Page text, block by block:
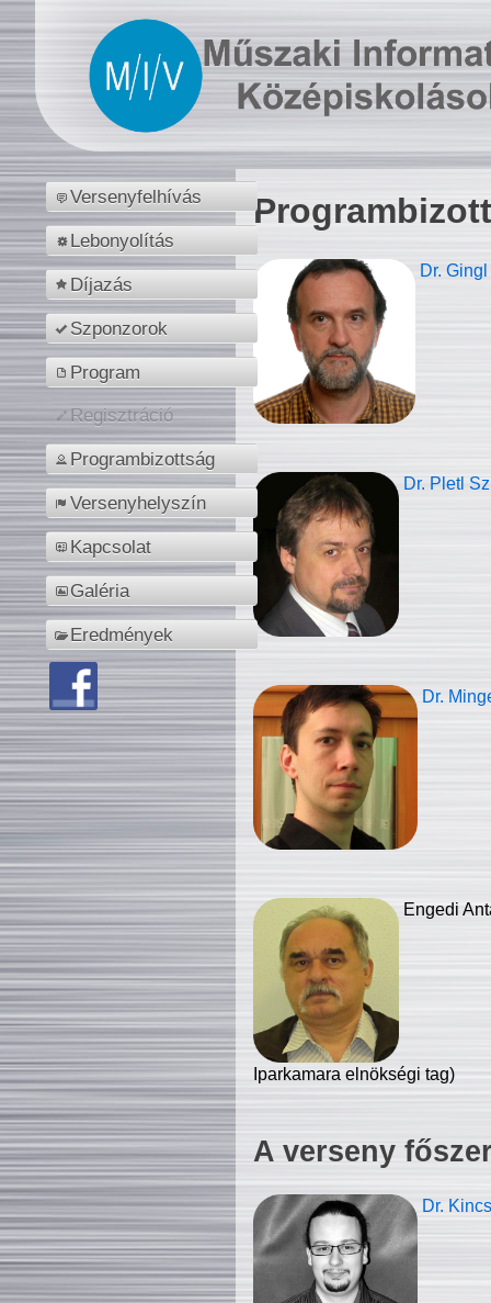
Versenyfelhívás
Lebonyolítás
Díjazás
Szponzorok
Program
Regisztráció
Programbizottság
Versenyhelyszín
Kapcsolat
Galéria
Eredmények
Dr.
Dr. Pletl
Dr.
Engedi
Iparkamara elnökségi tag)
A verseny
Dr.